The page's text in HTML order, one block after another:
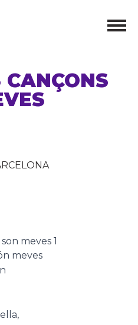
CANÇONS
meves